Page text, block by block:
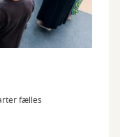
fælles